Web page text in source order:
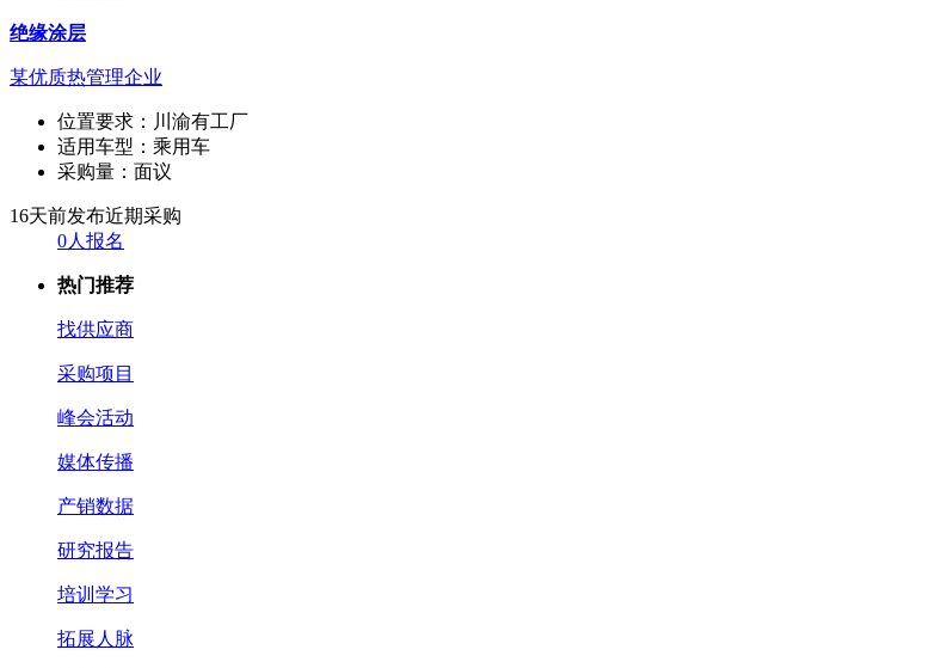
绝缘涂层
某优质热管理企业
位置要求： 川渝有工厂
适用车型： 乘用车
采购量： 面议
16天前发布近期采购
0人报名
热门推荐
找供应商
采购项目
峰会活动
媒体传播
产销数据
研究报告
培训学习
拓展人脉